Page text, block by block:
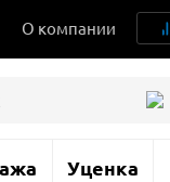
О компании
Уценка